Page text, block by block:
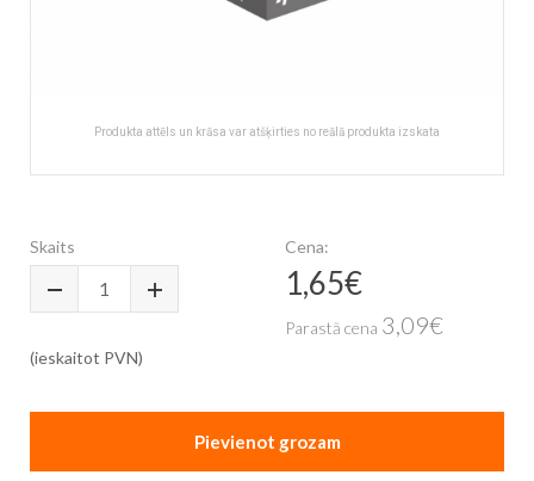
Skaits
Cena:
Īpaša
cena
1,65€
Parastā cena 3,09€
(ieskaitot PVN)
Pievienot grozam
Produkta attēls un krāsa var atšķirties no reālā produkta izskata
beginning
gallery